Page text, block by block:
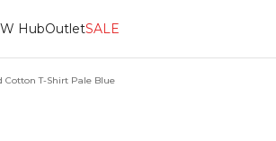
HubOutletSALE
Cotton T-Shirt Pale Blue